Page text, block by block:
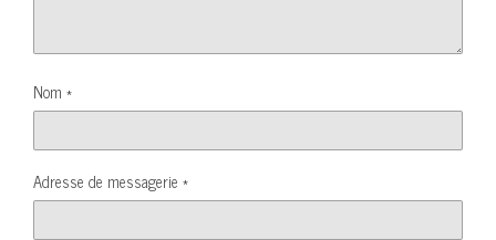
Nom *
Adresse de messagerie *